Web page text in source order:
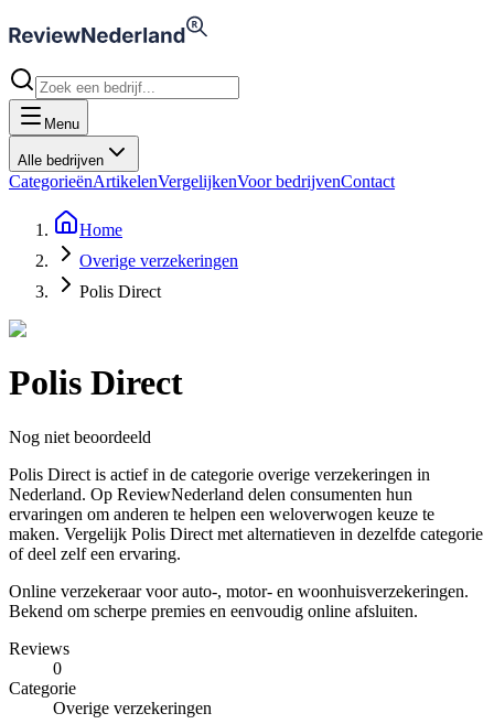
Menu
Alle bedrijven
CategorieënArtikelenVergelijkenVoor bedrijvenContact
Home
Overige verzekeringen
Polis Direct
Polis Direct
Nog niet beoordeeld
Polis Direct is actief in de categorie overige verzekeringen in
Nederland. Op ReviewNederland delen consumenten hun
ervaringen om anderen te helpen een weloverwogen keuze te
maken. Vergelijk Polis Direct met alternatieven in dezelfde categorie
of deel zelf een ervaring.
Online verzekeraar voor auto-, motor- en woonhuisverzekeringen.
Bekend om scherpe premies en eenvoudig online afsluiten.
Reviews
0
Categorie
Overige verzekeringen